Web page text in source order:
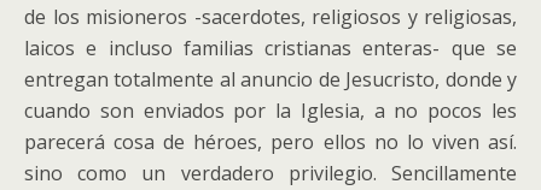
de los misioneros -sacerdotes, religiosos y religiosas,
laicos e incluso familias cristianas enteras- que se
entregan totalmente al anuncio de Jesucristo, donde y
cuando son enviados por la Iglesia, a no pocos les
parecerá cosa de héroes, pero ellos no lo viven así.
sino como un verdadero privilegio. Sencillamente